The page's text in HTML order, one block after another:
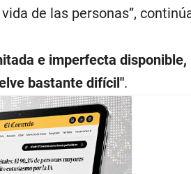
de las personas”,
e imperfecta disponible,
bastante difícil".